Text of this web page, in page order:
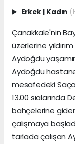
Erkek | Kadın
Çanakkale'nin
üzerlerine
Aydoğdu
Aydoğdu
mesafedeki
13.00 sıalarında
bahçelerine
çalışmaya
tarlada çalışan